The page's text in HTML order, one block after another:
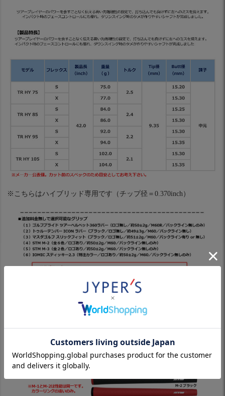
※こちらはハイブリッド専用です（チップ径＝0.370inch）